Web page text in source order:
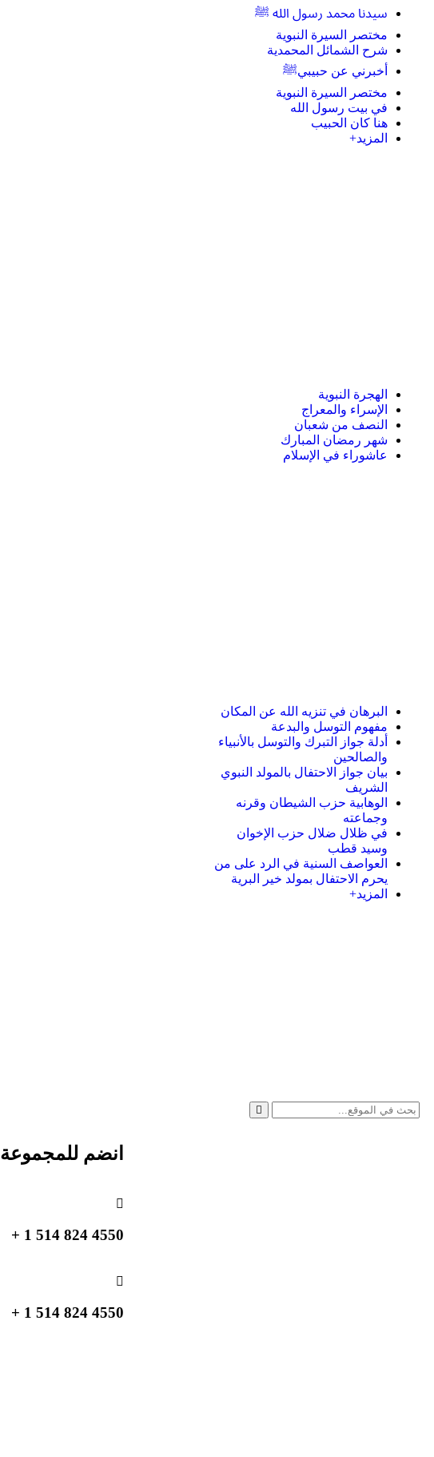
سيدنا محمد رسول الله ﷺ
مختصر السيرة النبوية
شرح الشمائل المحمدية
أخبرني عن حبيبيﷺ
مختصر السيرة النبوية
في بيت رسول الله
هنا كان الحبيب
المزيد+
الهجرة النبوية
الإسراء والمعراج
النصف من شعبان
شهر رمضان المبارك
عاشوراء في الإسلام
البرهان في تنزيه الله عن المكان
مفهوم التوسل والبدعة
أدلة جواز التبرك والتوسل بالأنبياء
والصالحين
بيان جواز الاحتفال بالمولد النبوي
الشريف
الوهابية حزب الشيطان وقرنه
وجماعته
في ظلال ضلال حزب الإخوان
وسيد قطب
العواصف السنية في الرد على من
يحرم الاحتفال بمولد خير البرية
المزيد+
انضم للمجموعة
4550 824 514 1 +
4550 824 514 1 +